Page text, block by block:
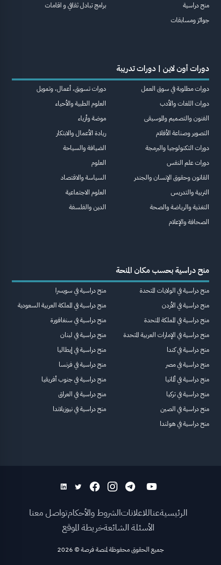
منح دراسية
جوائز ومسابقات
برامج تبادل ثقافي و اقامات
دورات أون لاين | دورات تدريبة
دورات مطلوبة في سوق العمل
دورات اللغات والأدب
الفنون والتصميم والموسيقى
التصوير وصناعة الأفلام
دورات التكنولوجيا والبرمجة
دورات علم النفس
القانون وحقوق الإنسان والجندر
التربية والتدريس
التغذية والرياضة والصحة
الصحافة والإعلام
دورات تسويق، أعمال، وتمويل
العلوم الطبية والأحياء
موضة وأزياء
ريادة الأعمال والابتكار
الضيافة والسياحة
العلوم
السياسة والاقتصاد
العلوم الاجتماعية
الدين والفلسفة
منح دراسية بحسب مكان المنحة
منح دراسية في الولايات المتحدة
منح دراسية في الأردن
منح دراسية في المملكة المتحدة
منح دراسية في الإمارات العربية المتحدة
منح دراسية في كندا
منح دراسية في مصر
منح دراسية في ألمانيا
منح دراسية في تركيا
منح دراسية في الصين
منح دراسية في هولندا
منح دراسية في سويسرا
منح دراسية في المملكة العربية السعودية
منح دراسية في سنغافورة
منح دراسية في لبنان
منح دراسية في إيطاليا
منح دراسية في فرنسا
منح دراسية في جنوب أفريقيا
منح دراسية في العراق
منح دراسية في نيوزيلاندا
الرئيسيةعناللاعلاناتالشروط والأحكامتواصل معنا
الأسئلة الشائعةخريطة الموقع
جميع الحقوق محفوظة لمنصة فرصة©
2026